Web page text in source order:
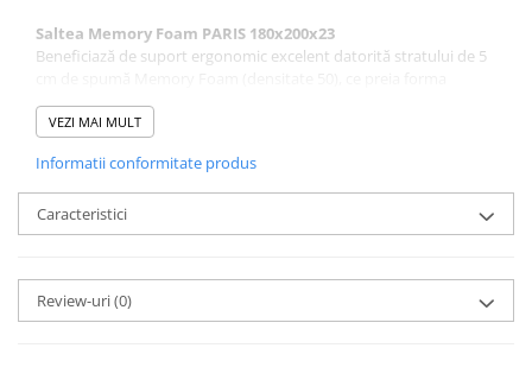
Saltea Memory Foam PARIS 180x200x23
Beneficiază de suport ergonomic excelent datorită stratului de 5
musculatura. Stratul de bază din spumă poliuretanică (densitate
acoperită cu un material Visco (dublu jarse) capitonat cu vată
sintetică de 400 g/m2 pe partea cu Memory Foam, și stofa
jacquard pe partea inferioară. Banda SpaceAir integrată pe toată
circumferința saltelei facilitează aerisirea. Materialul este tratat
Silvercare, cu fire de argint, acționează ca un antibiotic natural,
reducând bacteriile, prevenind mucegaiul și mirosurile neplăcute,
oferind un somn liniștit și eliminând stresul.
VEZI MAI MULT
Informatii conformitate produs
Caracteristici
Review-uri(0)